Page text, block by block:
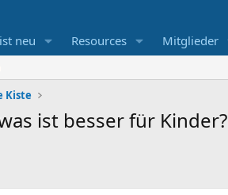
neu Resources Mitglieder
Kiste
ist besser für Kinder?